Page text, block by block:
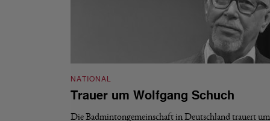
NATIONAL
Trauer um Wolfgang Schuch
Die Badmintongemeinschaft in Deutschland trauert um